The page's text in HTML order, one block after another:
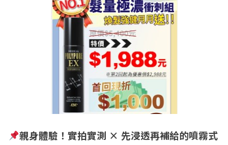
親身體驗！實拍實測 × 先浸透再補給的噴霧式